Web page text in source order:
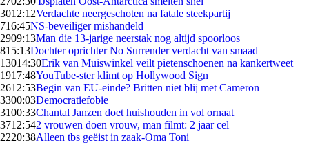
3012:12Verdachte neergeschoten na fatale steekpartij
716:45NS-beveiliger mishandeld
2909:13Man die 13-jarige neerstak nog altijd spoorloos
815:13Dochter oprichter No Surrender verdacht van smaad
13014:30Erik van Muiswinkel veilt pietenschoenen na kankertweet
1917:48YouTube-ster klimt op Hollywood Sign
2612:53Begin van EU-einde? Britten niet blij met Cameron
3300:03Democratiefobie
3100:33Chantal Janzen doet huishouden in vol ornaat
3712:542 vrouwen doen vrouw, man filmt: 2 jaar cel
2220:38Alleen tbs geëist in zaak-Oma Toni